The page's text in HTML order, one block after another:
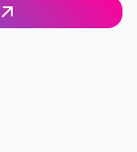
hrane.
a zatim